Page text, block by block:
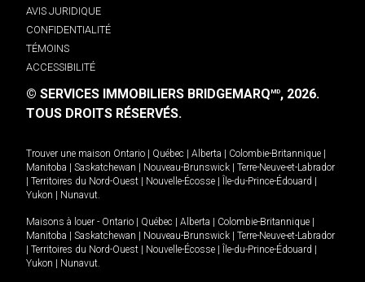
AVIS JURIDIQUE
CONFIDENTIALITÉ
TÉMOINS
ACCESSIBILITÉ
© SERVICES IMMOBILIERS BRIDGEMARQMD, 2026.
TOUS DROITS RÉSERVÉS.
Trouver une maison Ontario Québec Alberta Colombie-Britannique
Manitoba
Saskatchewan Nouveau-Brunswick
Terre-Neuve-et-Labrador
Territoires du Nord-Ouest Nouvelle-Écosse Île-du-Prince-Édouard
Yukon
Nunavut.
Maisons à louer - Ontario Québec Alberta Colombie-Britannique
Manitoba
Saskatchewan Nouveau-Brunswick
Terre-Neuve-et-Labrador
Territoires du Nord-Ouest Nouvelle-Écosse Île-du-Prince-Édouard
Yukon
Nunavut.